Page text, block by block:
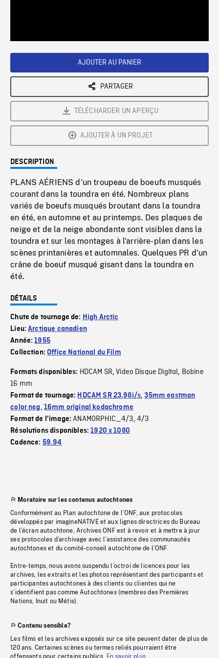
AJOUTER AU PANIER
PARTAGER
TÉLÉCHARGER UN APERÇU
AJOUTER À UN PROJET
DESCRIPTION
PLANS AÉRIENS d'un troupeau de boeufs musqués
courant dans la toundra en été. Nombreux plans
variés de boeufs musqués broutant dans la toundra
en été, en automne et au printemps. Des plaques de
neige et de la neige abondante sont visibles dans la
toundra et sur les montages à l'arrière-plan dans les
scènes printanières et automnales. Quelques PR d'un
crâne de boeuf musqué gisant dans la toundra en
été.
DÉTAILS
Chute de tournage de: High Arctic
Lieu:Arctique canadien
Année:1955
Collection:Office National du Film
Formats disponibles: HDCAM SR,Video Disque Digital, Bobine
16 mm
Format de tournage: HDCAM SR 23.98i/s,35mm eastman
color neg, 16mm original kodachrome
Format de l'image:ANAMORPHIC_4/3, 4/3
Résolutions disponibles:1920 x 1080
Cadence: 59.94
Moratoire sur les contenus autochtones
Conformément au Plan autochtone de l’ONF, aux protocoles
développés par imagineNATIVE et aux lignes directrices du Bureau
de l’écran autochtone, Archives ONF est à revoir et à mettre à jour
ses protocoles d’archivage avec l’assistance des communautés
autochtones et du comité-conseil autochtone de l’ONF.
Entre-temps, nous avons suspendu l’octroi de licences pour les
archives, les extraits et les photos représentant des participants et
participantes autochtones à des clients ou clientes qui ne
s’identifient pas comme Autochtones (membres des Premières
Nations, Inuit ou Métis).
Contenu sensible?
Les films et les archives exposés sur ce site peuvent dater de plus de
120 ans. Certaines scènes ou termes reliés pourraient être
offensants pour certains publics.
En savoir plus